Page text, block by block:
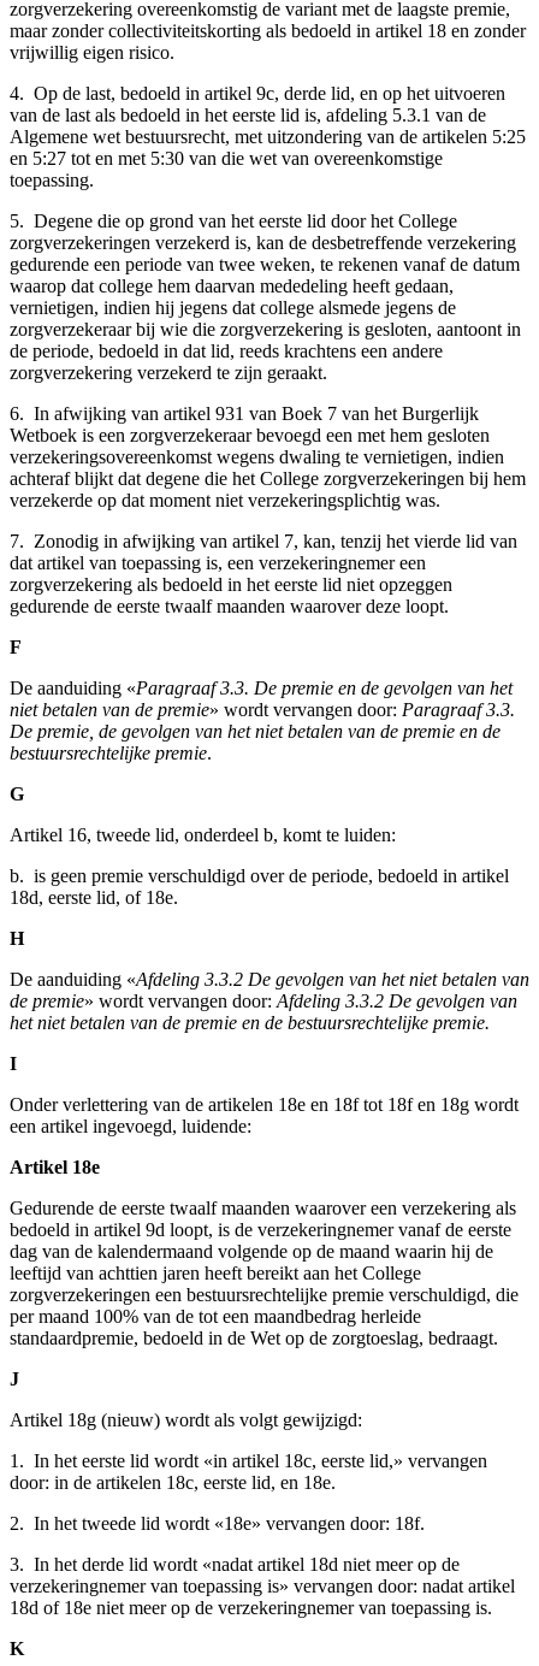
zorgverzekering overeenkomstig de variant met de laagste premie,
maar zonder collectiviteitskorting als bedoeld in artikel 18 en zonder
vrijwillig eigen risico.
4. Op de last, bedoeld in artikel 9c, derde lid, en op het uitvoeren
van de last als bedoeld in het eerste lid is, afdeling 5.3.1 van de
Algemene wet bestuursrecht, met uitzondering van de artikelen 5:25
en 5:27 tot en met 5:30 van die wet van overeenkomstige
toepassing.
5. Degene die op grond van het eerste lid door het College
zorgverzekeringen verzekerd is, kan de desbetreffende verzekering
gedurende een periode van twee weken, te rekenen vanaf de datum
waarop dat college hem daarvan mededeling heeft gedaan,
vernietigen, indien hij jegens dat college alsmede jegens de
zorgverzekeraar bij wie die zorgverzekering is gesloten, aantoont in
de periode, bedoeld in dat lid, reeds krachtens een andere
zorgverzekering verzekerd te zijn geraakt.
6. In afwijking van artikel 931 van Boek 7 van het Burgerlijk
Wetboek is een zorgverzekeraar bevoegd een met hem gesloten
verzekeringsovereenkomst wegens dwaling te vernietigen, indien
achteraf blijkt dat degene die het College zorgverzekeringen bij hem
verzekerde op dat moment niet verzekeringsplichtig was.
7. Zonodig in afwijking van artikel 7, kan, tenzij het vierde lid van
dat artikel van toepassing is, een verzekeringnemer een
zorgverzekering als bedoeld in het eerste lid niet opzeggen
gedurende de eerste twaalf maanden waarover deze loopt.
F
De aanduiding «Paragraaf 3.3. De premie en de gevolgen van het
niet betalen van de premie» wordt vervangen door: Paragraaf 3.3.
De premie, de gevolgen van het niet betalen van de premie en de
bestuursrechtelijke premie.
G
Artikel 16, tweede lid, onderdeel b, komt te luiden:
b. is geen premie verschuldigd over de periode, bedoeld in artikel
18d, eerste lid, of 18e.
H
De aanduiding «Afdeling 3.3.2 De gevolgen van het niet betalen van
de premie» wordt vervangen door: Afdeling 3.3.2 De gevolgen van
het niet betalen van de premie en de bestuursrechtelijke premie.
I
Onder verlettering van de artikelen 18e en 18f tot 18f en 18g wordt
een artikel ingevoegd, luidende:
Artikel 18e
Gedurende de eerste twaalf maanden waarover een verzekering als
bedoeld in artikel 9d loopt, is de verzekeringnemer vanaf de eerste
dag van de kalendermaand volgende op de maand waarin hij de
leeftijd van achttien jaren heeft bereikt aan het College
zorgverzekeringen een bestuursrechtelijke premie verschuldigd, die
per maand 100% van de tot een maandbedrag herleide
standaardpremie, bedoeld in de Wet op de zorgtoeslag, bedraagt.
J
Artikel 18g (nieuw) wordt als volgt gewijzigd:
1. In het eerste lid wordt «in artikel 18c, eerste lid,» vervangen
door: in de artikelen 18c, eerste lid, en 18e.
2. In het tweede lid wordt «18e» vervangen door: 18f.
3. In het derde lid wordt «nadat artikel 18d niet meer op de
verzekeringnemer van toepassing is» vervangen door: nadat artikel
18d of 18e niet meer op de verzekeringnemer van toepassing is.
K